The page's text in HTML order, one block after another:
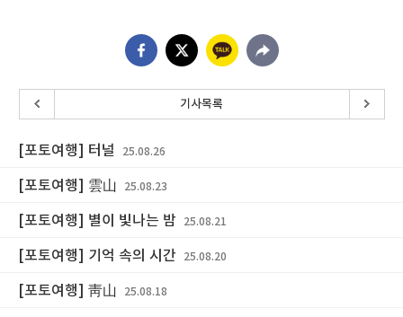
기사목록
[포토여행] 터널 25.08.26
[포토여행] 雲山 25.08.23
[포토여행] 별이 빛나는 밤 25.08.21
[포토여행] 기억 속의 시간 25.08.20
[포토여행] 靑山 25.08.18